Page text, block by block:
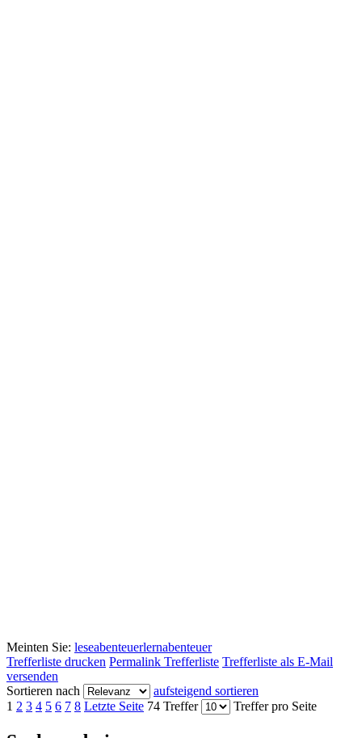
Meinten Sie: leseabenteuerlernabenteuer
Trefferliste drucken Permalink Trefferliste Trefferliste als E-Mail
versenden
Sortieren nach
aufsteigend sortieren
1 2 3 4 5 6 7 8 Letzte Seite 74 Treffer Treffer pro Seite